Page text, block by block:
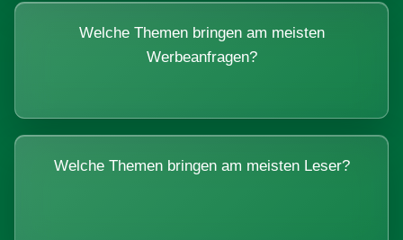
Welche Themen bringen am meisten
Werbeanfragen?
Welche Themen bringen am meisten Leser?